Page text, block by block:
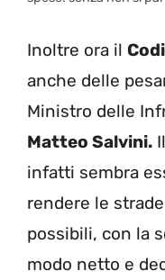
Inoltre ora il
anche delle
Ministro delle
Matteo Salvini.
infatti sembra
rendere le
possibili, con la
modo netto e